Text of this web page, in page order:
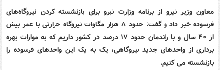
معاون وزیر نیرو از برنامه وزارت نیرو برای بازنشسته کردن نیروگاه‌های
فرسوده خبر داد و گفت: حدود ۸ هزار مگاوات نیروگاه حرارتی با عمر بیش
از ۴۰ سال و با راندمان حدود ۱۷ درصد در کشور داریم که به موازات بهره
برداری از واحدهای جدید نیروگاهی، یک به یک این واحدهای فرسوده را
بازنشسته می کنیم.